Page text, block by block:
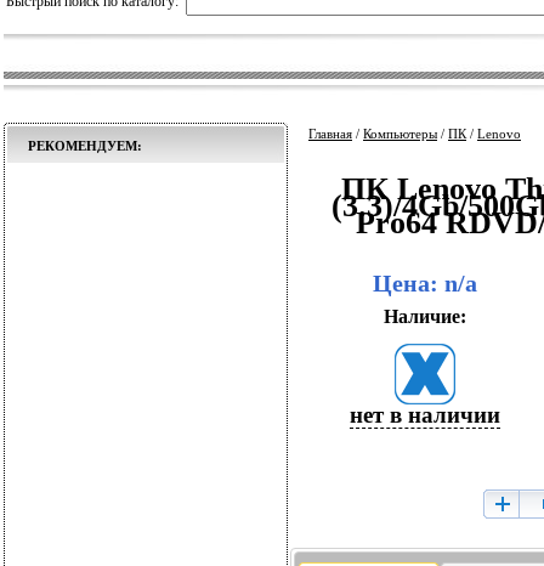
РЕКОМЕНДУЕМ:
Главная / Компьютеры / ПК / Lenovo
ПК Lenovo
(3.3)/4Gb/
Pro64
Цена: n/a
Наличие:
нет в наличии